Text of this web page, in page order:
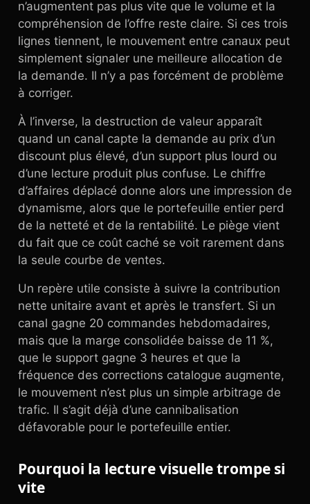
n’augmentent pas plus vite que le volume et la
compréhension de l’offre reste claire. Si ces trois
lignes tiennent, le mouvement entre canaux peut
simplement signaler une meilleure allocation de
la demande. Il n’y a pas forcément de problème
à corriger.
À l’inverse, la destruction de valeur apparaît
quand un canal capte la demande au prix d’un
discount plus élevé, d’un support plus lourd ou
d’une lecture produit plus confuse. Le chiffre
d’affaires déplacé donne alors une impression de
dynamisme, alors que le portefeuille entier perd
de la netteté et de la rentabilité. Le piège vient
du fait que ce coût caché se voit rarement dans
la seule courbe de ventes.
Un repère utile consiste à suivre la contribution
nette unitaire avant et après le transfert. Si un
canal gagne 20 commandes hebdomadaires,
mais que la marge consolidée baisse de 11 %,
que le support gagne 3 heures et que la
fréquence des corrections catalogue augmente,
le mouvement n’est plus un simple arbitrage de
trafic. Il s’agit déjà d’une cannibalisation
défavorable pour le portefeuille entier.
Pourquoi la lecture visuelle trompe si
vite